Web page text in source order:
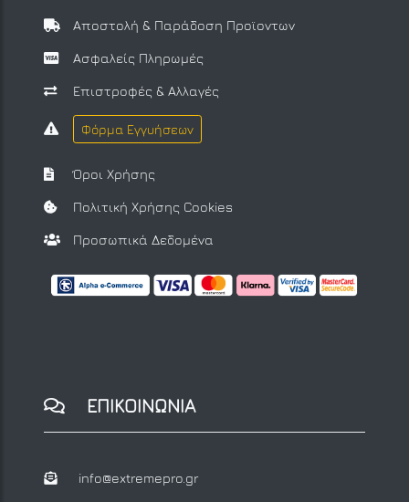
Αποστολή & Παράδοση Προϊοντων
Ασφαλείς Πληρωμές
Επιστροφές & Αλλαγές
Φόρμα Εγγυήσεων
Όροι Χρήσης
Πολιτική Χρήσης Cookies
Προσωπικά Δεδομένα
ΕΠΙΚΟΙΝΩΝΙΑ
info@extremepro.gr